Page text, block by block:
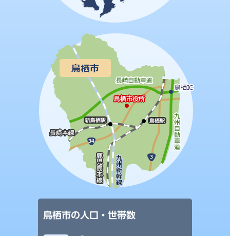
鳥栖市の人口・世帯数